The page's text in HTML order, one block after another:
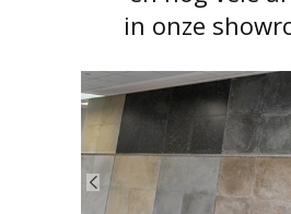
in onze